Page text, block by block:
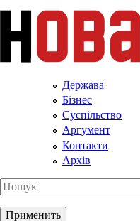
Держава
Бізнес
Суспільство
Аргумент
Контакти
Архів